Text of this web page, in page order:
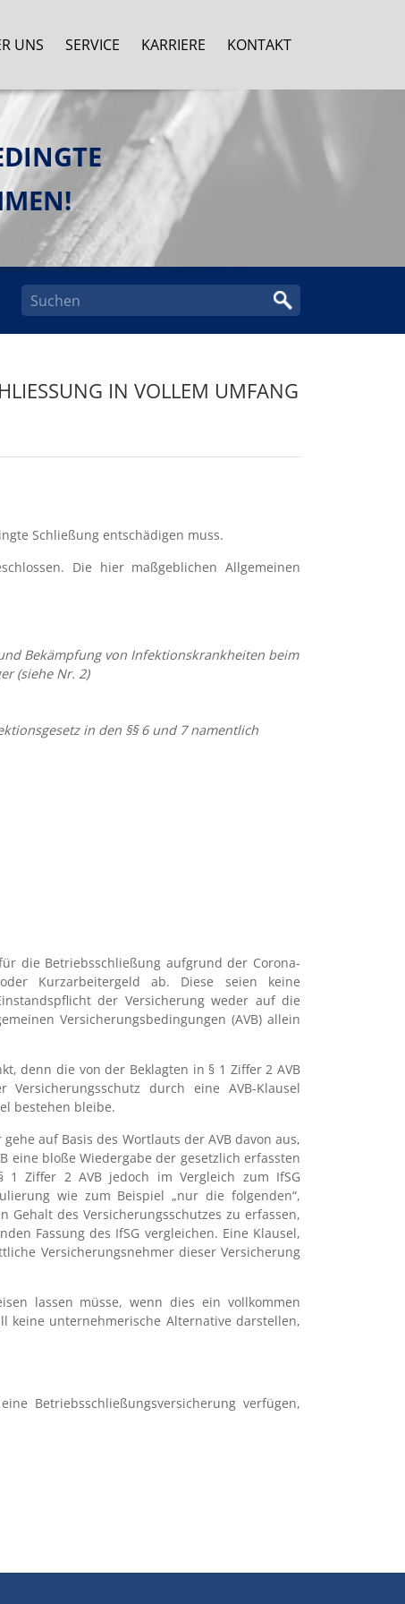
UNS SERVICE KARRIERE KONTAKT
IN VOLLEM UMFANG A
Schließung entschädigen muss.
Die hier maßgeblichen Allgemeinen
Bekämpfung von Infektionskrankheiten beim
(siehe Nr. 2)
in den §§ 6 und 7 namentlich
die Betriebsschließung aufgrund der Corona-
Kurzarbeitergeld ab. Diese seien keine
der Versicherung weder auf die
Versicherungsbedingungen (AVB) allein
denn die von der Beklagten in § 1 Ziffer 2 AVB
durch eine AVB-Klausel
bestehen bleibe.
auf Basis des Wortlauts der AVB davon aus,
eine bloße Wiedergabe der gesetzlich erfassten
1 Ziffer 2 AVB jedoch im Vergleich zum IfSG
wie zum Beispiel „nur die folgenden“,
des Versicherungsschutzes zu erfassen,
Fassung des IfSG vergleichen. Eine Klausel,
Versicherungsnehmer dieser Versicherung
lassen müsse, wenn dies ein vollkommen
keine unternehmerische Alternative darstellen,
Betriebsschließungsversicherung verfügen,